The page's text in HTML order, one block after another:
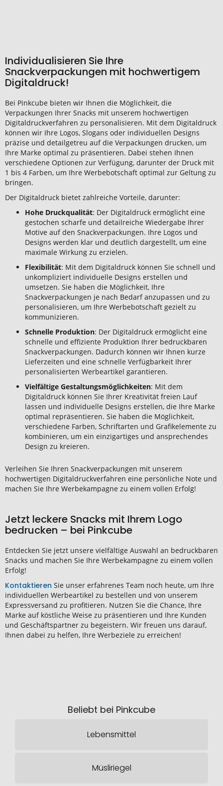
Individualisieren Sie Ihre
Snackverpackungen mit hochwertigem
Digitaldruck!
Bei Pinkcube bieten wir Ihnen die Möglichkeit, die
Verpackungen Ihrer Snacks mit unserem hochwertigen
Digitaldruckverfahren zu personalisieren. Mit dem Digitaldruck
können wir Ihre Logos, Slogans oder individuellen Designs
präzise und detailgetreu auf die Verpackungen drucken, um
Ihre Marke optimal zu präsentieren. Dabei stehen Ihnen
verschiedene Optionen zur Verfügung, darunter der Druck mit
1 bis 4 Farben, um Ihre Werbebotschaft optimal zur Geltung zu
bringen.
Der Digitaldruck bietet zahlreiche Vorteile, darunter:
Hohe Druckqualität: Der Digitaldruck ermöglicht eine
gestochen scharfe und detailreiche Wiedergabe Ihrer
Motive auf den Snackverpackungen. Ihre Logos und
Designs werden klar und deutlich dargestellt, um eine
maximale Wirkung zu erzielen.
Flexibilität: Mit dem Digitaldruck können Sie schnell und
unkompliziert individuelle Designs erstellen und
umsetzen. Sie haben die Möglichkeit, Ihre
Snackverpackungen je nach Bedarf anzupassen und zu
personalisieren, um Ihre Werbebotschaft gezielt zu
kommunizieren.
Schnelle Produktion: Der Digitaldruck ermöglicht eine
schnelle und effiziente Produktion Ihrer bedruckbaren
Snackverpackungen. Dadurch können wir Ihnen kurze
Lieferzeiten und eine schnelle Verfügbarkeit Ihrer
personalisierten Werbeartikel garantieren.
Vielfältige Gestaltungsmöglichkeiten: Mit dem
Digitaldruck können Sie Ihrer Kreativität freien Lauf
lassen und individuelle Designs erstellen, die Ihre Marke
optimal repräsentieren. Sie haben die Möglichkeit,
verschiedene Farben, Schriftarten und Grafikelemente zu
kombinieren, um ein einzigartiges und ansprechendes
Design zu kreieren.
Verleihen Sie Ihren Snackverpackungen mit unserem
hochwertigen Digitaldruckverfahren eine persönliche Note und
machen Sie Ihre Werbekampagne zu einem vollen Erfolg!
Jetzt leckere Snacks mit Ihrem Logo
bedrucken – bei Pinkcube
Entdecken Sie jetzt unsere vielfältige Auswahl an bedruckbaren
Snacks und machen Sie Ihre Werbekampagne zu einem vollen
Erfolg!
Kontaktieren Sie unser erfahrenes Team noch heute, um Ihre
individuellen Werbeartikel zu bestellen und von unserem
Expressversand zu profitieren. Nutzen Sie die Chance, Ihre
Marke auf köstliche Weise zu präsentieren und Ihre Kunden
und Geschäftspartner zu begeistern. Wir freuen uns darauf,
Ihnen dabei zu helfen, Ihre Werbeziele zu erreichen!
Beliebt bei Pinkcube
Lebensmittel
Müsliriegel